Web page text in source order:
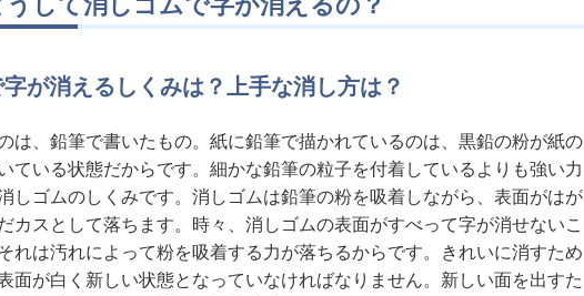
が消えるしくみは？上手な消し方は？
は、鉛筆で書いたもの。紙に鉛筆で描かれているのは、黒鉛の粉が紙の
ている状態だからです。細かな鉛筆の粒子を付着しているよりも強い力
しゴムのしくみです。消しゴムは鉛筆の粉を吸着しながら、表面がはが
カスとして落ちます。時々、消しゴムの表面がすべって字が消せないこ
れは汚れによって粉を吸着する力が落ちるからです。きれいに消すため
面が白く新しい状態となっていなければなりません。新しい面を出すた